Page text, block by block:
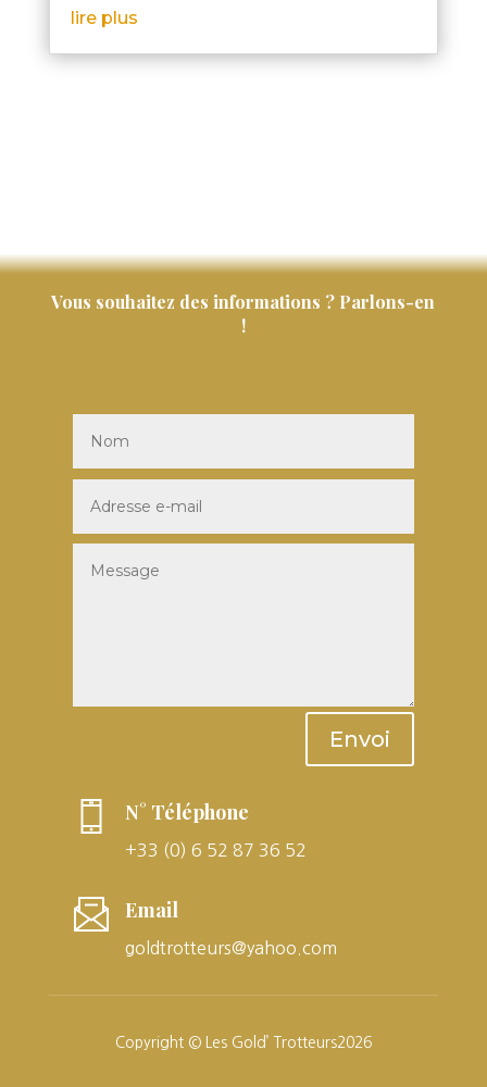
lire plus
Vous souhaitez des informations ? Parlons-en
!
Envoi
N° Téléphone
+33 (0) 6 52 87 36 52
Email
goldtrotteurs@yahoo.com
Copyright © Les Gold’ Trotteurs2026